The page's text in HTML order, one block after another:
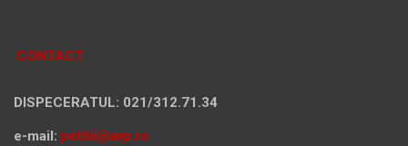
CONTACT
DISPECERATUL: 021/312.71.34
e-mail: petitii@avp.ro